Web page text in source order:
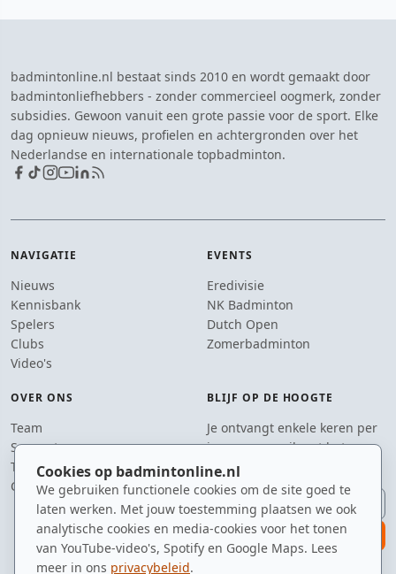
Cookies op badmintonline.nl
We gebruiken functionele cookies om de site goed te
laten werken. Met jouw toestemming plaatsen we ook
analytische cookies en media-cookies voor het tonen
van YouTube-video's, Spotify en Google Maps. Lees
meer in ons privacybeleid.
badmintonline.nl bestaat sinds 2010 en wordt gemaakt door
badmintonliefhebbers - zonder commercieel oogmerk, zonder
subsidies. Gewoon vanuit een grote passie voor de sport. Elke
dag opnieuw nieuws, profielen en achtergronden over het
Nederlandse en internationale topbadminton.
NAVIGATIE
Nieuws
Kennisbank
Spelers
Clubs
Video's
EVENTS
Eredivisie
NK Badminton
Dutch Open
Zomerbadminton
OVER ONS
Team
Supporters
Tip de redactie
Contact
BLIJF OP DE HOOGTE
Je ontvangt enkele keren per
jaar een e-mail met het
laatste badmintonnieuws.
E-mailadres
aanmelden